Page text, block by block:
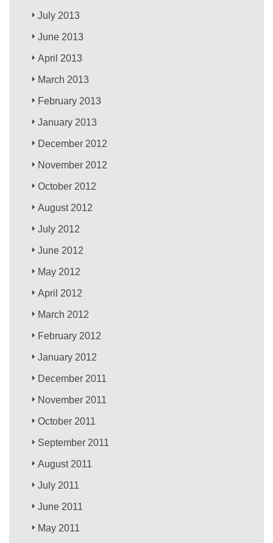
July 2013
June 2013
April 2013
March 2013
February 2013
January 2013
December 2012
November 2012
October 2012
August 2012
July 2012
June 2012
May 2012
April 2012
March 2012
February 2012
January 2012
December 2011
November 2011
October 2011
September 2011
August 2011
July 2011
June 2011
May 2011